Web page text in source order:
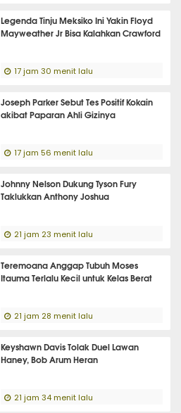
Legenda Tinju Meksiko Ini Yakin Floyd
Mayweather Jr Bisa Kalahkan Crawford
17 jam 30 menit lalu
Joseph Parker Sebut Tes Positif Kokain
akibat Paparan Ahli Gizinya
17 jam 56 menit lalu
Johnny Nelson Dukung Tyson Fury
Taklukkan Anthony Joshua
21 jam 23 menit lalu
Teremoana Anggap Tubuh Moses
Itauma Terlalu Kecil untuk Kelas Berat
21 jam 28 menit lalu
Keyshawn Davis Tolak Duel Lawan
Haney, Bob Arum Heran
21 jam 34 menit lalu